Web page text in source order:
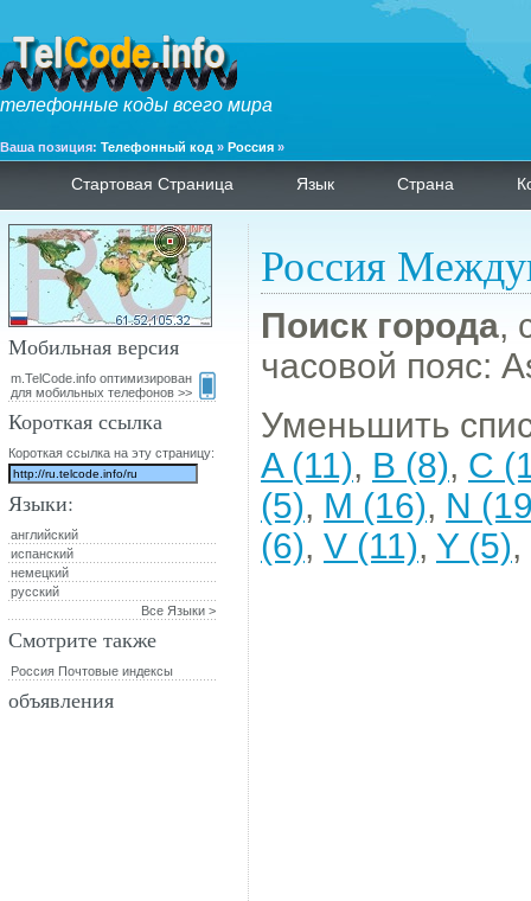
телефонные коды всего мира
Ваша позиция: Телефонный код » Россия »
Стартовая Страница Язык Страна
Россия
Поиск города,
часовой пояс:
Уменьшить
A (11), B (8), C
(5), M (16), N
(6), V (11), Y (5),
Мобильная версия
m.TelCode.info оптимизирован
для мобильных телефонов >>
Короткая ссылка
Короткая ссылка на эту страницу:
Языки:
английский
испанский
немецкий
русский
Все Языки >
Смотрите также
Россия Почтовые индексы
объявления